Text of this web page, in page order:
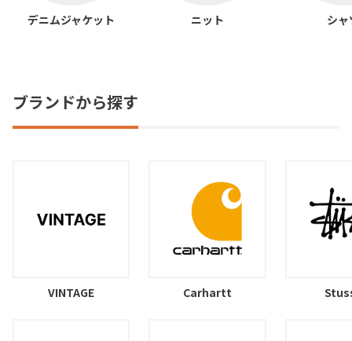
デニムジャケット ニット シャ
ブランドから探す
VINTAGE Carhartt